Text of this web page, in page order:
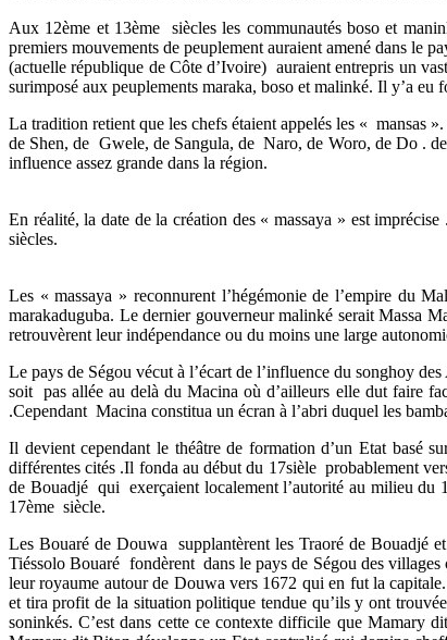
Aux 12ème et 13ème siècles les communautés boso et
premiers mouvements de peuplement auraient amené dans le
(actuelle république de Côte d’Ivoire) auraient entrepris un
surimposé aux peuplements maraka, boso et malinké. Il y’a
La tradition retient que les chefs étaient appelés les «
de Shen, de Gwele, de Sangula, de Naro, de Woro, de Do .
influence assez grande dans la région.
En réalité, la date de la création des « massaya » est
siècles.
Les « massaya » reconnurent l’hégémonie de l’empire du
marakaduguba. Le dernier gouverneur malinké serait Massa
retrouvèrent leur indépendance ou du moins une large
Le pays de Ségou vécut à l’écart de l’influence du songhoy
soit pas allée au delà du Macina où d’ailleurs elle dut faire
.Cependant Macina constitua un écran à l’abri duquel les
Il devient cependant le théâtre de formation d’un Etat basé
différentes cités .Il fonda au début du 17sièle probablement
de Bouadjé qui exerçaient localement l’autorité au milieu du
17ème siècle.
Les Bouaré de Douwa supplantèrent les Traoré de Bouadjé
Tiéssolo Bouaré fondèrent dans le pays de Ségou des
leur royaume autour de Douwa vers 1672 qui en fut la
et tira profit de la situation politique tendue qu’ils y ont
soninkés. C’est dans cette ce contexte difficile que Mamary